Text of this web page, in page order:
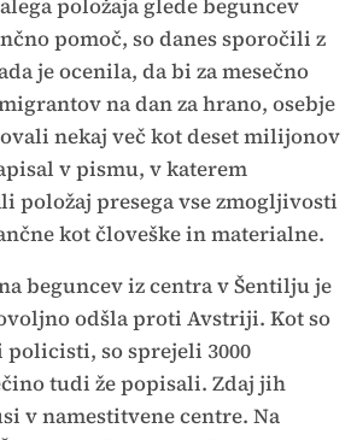
položaja glede beguncev
pomoč, so danes sporočili z
je ocenila, da bi za mesečno
na dan za hrano, osebje
nekaj več kot deset milijonov
v pismu, v katerem
položaj presega vse zmogljivosti
kot človeške in materialne.
beguncev iz centra v Šentilju je
odšla proti Avstriji. Kot so
so sprejeli 3000
tudi že popisali. Zdaj jih
v namestitvene centre. Na